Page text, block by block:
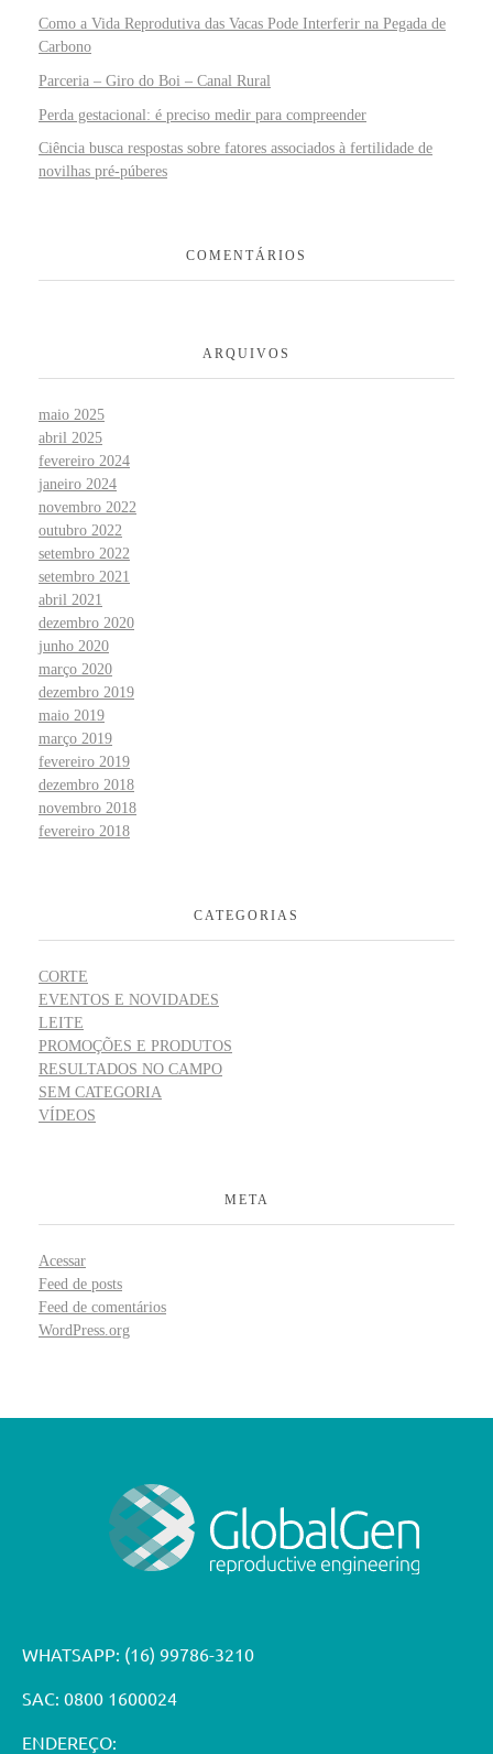
Como a Vida Reprodutiva das Vacas Pode Interferir na Pegada de
Carbono
Parceria – Giro do Boi – Canal Rural
Perda gestacional: é preciso medir para compreender
Ciência busca respostas sobre fatores associados à fertilidade de
novilhas pré-púberes
COMENTÁRIOS
ARQUIVOS
maio 2025
abril 2025
fevereiro 2024
janeiro 2024
novembro 2022
outubro 2022
setembro 2022
setembro 2021
abril 2021
dezembro 2020
junho 2020
março 2020
dezembro 2019
maio 2019
março 2019
fevereiro 2019
dezembro 2018
novembro 2018
fevereiro 2018
CATEGORIAS
CORTE
EVENTOS E NOVIDADES
LEITE
PROMOÇÕES E PRODUTOS
RESULTADOS NO CAMPO
SEM CATEGORIA
VÍDEOS
META
Acessar
Feed de posts
Feed de comentários
WordPress.org
WHATSAPP: (16) 99786-3210
SAC: 0800 1600024
ENDEREÇO: